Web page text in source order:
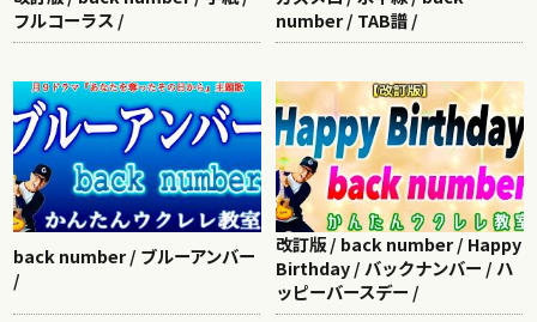
フルコーラス /
number / TAB譜 /
back number / ブルーアンバー
/
改訂版 / back number / Happy
Birthday / バックナンバー / ハ
ッピーバースデー /